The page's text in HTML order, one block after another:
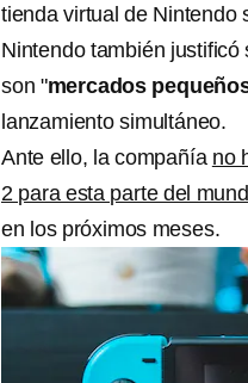
tienda virtual de Nintendo
Nintendo también
son "mercados
lanzamiento simultáneo.
Ante ello, la compañía no
2 para esta parte del
en los próximos meses.